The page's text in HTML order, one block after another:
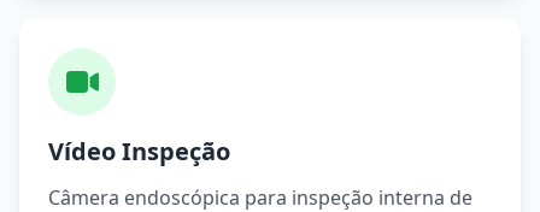
Vídeo Inspeção
Câmera endoscópica para inspeção interna de